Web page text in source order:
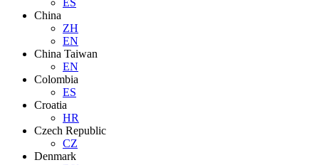
ES
China
ZH
EN
China Taiwan
EN
Colombia
ES
Croatia
HR
Czech Republic
CZ
Denmark